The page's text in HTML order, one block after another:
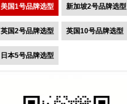
美国1号品牌选型 新加坡2号品牌选型
英国2号品牌选型 英国10号品牌选型
日本5号品牌选型